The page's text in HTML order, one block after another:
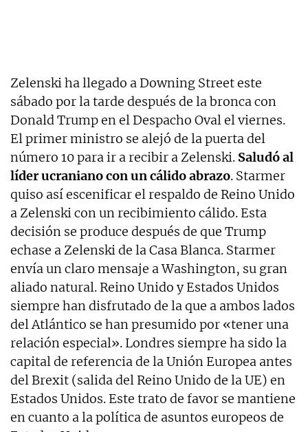
Zelenski ha llegado a Downing Street este
sábado por la tarde después de la bronca con
Donald Trump en el Despacho Oval el viernes.
El primer ministro se alejó de la puerta del
número 10 para ir a recibir a Zelenski. Saludó al
líder ucranianocon un cálido abrazo. Starmer
quiso así escenificar el respaldo de Reino Unido
a Zelenski con un recibimiento cálido. Esta
decisión se produce después de que Trump
echase a Zelenski de la Casa Blanca. Starmer
envía un claro mensaje a Washington, su gran
aliado natural. Reino Unido y Estados Unidos
siempre han disfrutado de la que a ambos lados
del Atlántico se han presumido por «tener una
relación especial». Londres siempre ha sido la
capital de referencia de la Unión Europea antes
del Brexit (salida del Reino Unido de la UE) en
Estados Unidos. Este trato de favor se mantiene
en cuanto a la política de asuntos europeos de